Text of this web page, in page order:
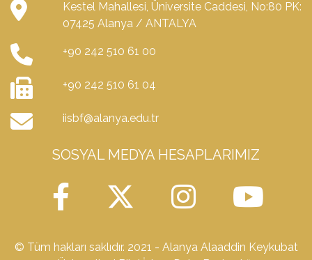
Kestel Mahallesi, Üniversite Caddesi, No:80 PK:
07425 Alanya / ANTALYA
+90 242 510 61 00
+90 242 510 61 04
iisbf@alanya.edu.tr
SOSYAL MEDYA HESAPLARIMIZ
© Tüm hakları saklıdır. 2021 - Alanya Alaaddin Keykubat